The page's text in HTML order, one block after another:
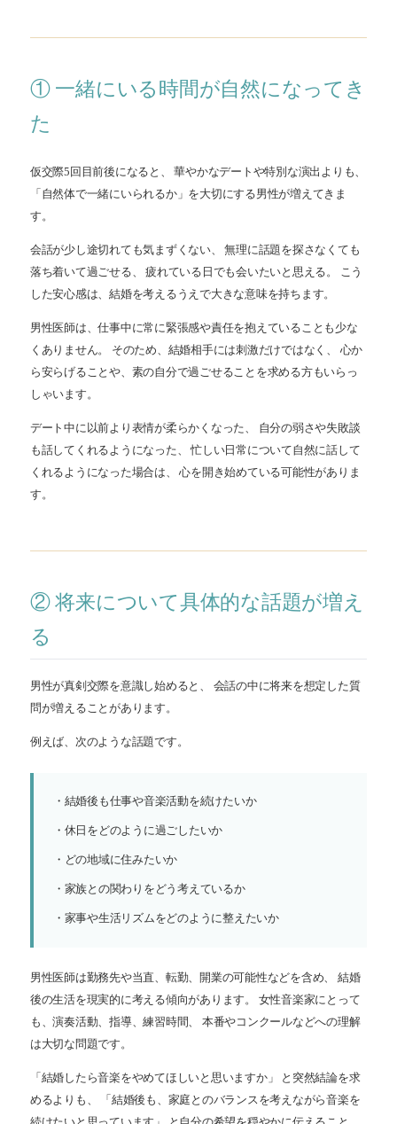
① 一緒にいる時間が自然になってき
た
仮交際5回目前後になると、 華やかなデートや特別な演出よりも、
「自然体で一緒にいられるか」を大切にする男性が増えてきま
す。
会話が少し途切れても気まずくない、 無理に話題を探さなくても
落ち着いて過ごせる、 疲れている日でも会いたいと思える。 こう
した安心感は、結婚を考えるうえで大きな意味を持ちます。
男性医師は、仕事中に常に緊張感や責任を抱えていることも少な
くありません。 そのため、結婚相手には刺激だけではなく、 心か
ら安らげることや、素の自分で過ごせることを求める方もいらっ
しゃいます。
デート中に以前より表情が柔らかくなった、 自分の弱さや失敗談
も話してくれるようになった、 忙しい日常について自然に話して
くれるようになった場合は、 心を開き始めている可能性がありま
す。
② 将来について具体的な話題が増え
る
男性が真剣交際を意識し始めると、 会話の中に将来を想定した質
問が増えることがあります。
例えば、次のような話題です。
・結婚後も仕事や音楽活動を続けたいか
・休日をどのように過ごしたいか
・どの地域に住みたいか
・家族との関わりをどう考えているか
・家事や生活リズムをどのように整えたいか
男性医師は勤務先や当直、転勤、開業の可能性などを含め、 結婚
後の生活を現実的に考える傾向があります。 女性音楽家にとって
も、演奏活動、指導、練習時間、 本番やコンクールなどへの理解
は大切な問題です。
「結婚したら音楽をやめてほしいと思いますか」 と突然結論を求
めるよりも、 「結婚後も、家庭とのバランスを考えながら音楽を